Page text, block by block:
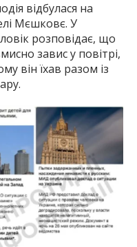
відбулася на
Мєшковє. У
розповідає, що
завис у повітрі,
він їхав разом із